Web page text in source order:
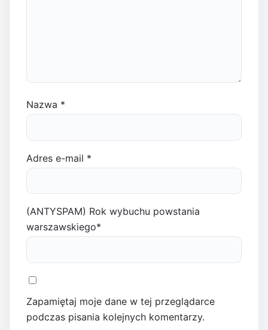
Nazwa *
Adres e-mail *
(ANTYSPAM) Rok wybuchu powstania
warszawskiego*
Zapamiętaj moje dane w tej przeglądarce
podczas pisania kolejnych komentarzy.